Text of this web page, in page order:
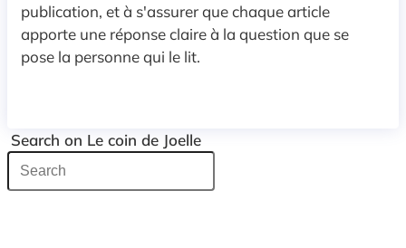
publication, et à s'assurer que chaque article
apporte une réponse claire à la question que se
pose la personne qui le lit.
Search on Le coin de Joelle